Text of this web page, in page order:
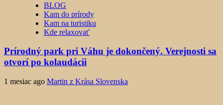
BLOG
Kam do prírody
Kam na turistiku
Kde relaxovať
Prírodný park pri Váhu je dokončený. Verejnosti sa
otvorí po kolaudácii
1 mesiac ago Martin z Krása Slovenska